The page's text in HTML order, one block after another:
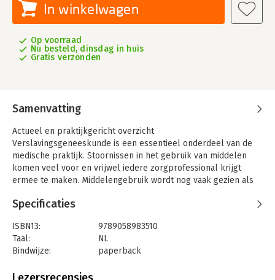
In winkelwagen
Op voorraad
Nu besteld, dinsdag in huis
Gratis verzonden
Samenvatting
Actueel en praktijkgericht overzicht
Verslavingsgeneeskunde is een essentieel onderdeel van de
medische praktijk. Stoornissen in het gebruik van middelen
komen veel voor en vrijwel iedere zorgprofessional krijgt
ermee te maken. Middelengebruik wordt nog vaak gezien als
Verslaving ontstaat uit een samenspel van biologische,
gevolgen voor zowel de patiënt als de samenleving. Het
Zakboek verslavingsgeneeskunde biedt een actueel en
praktijkgericht overzicht van dit vakgebied, waarin medische
Specificaties
ISBN13:
9789058983510
Taal:
NL
Bindwijze:
paperback
Uitgever: